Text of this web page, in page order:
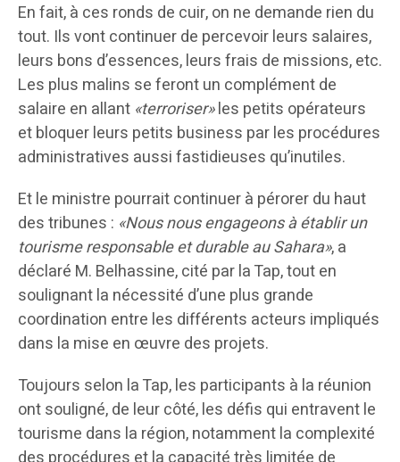
En fait, à ces ronds de cuir, on ne demande rien du
tout. Ils vont continuer de percevoir leurs salaires,
leurs bons d’essences, leurs frais de missions, etc.
Les plus malins se feront un complément de
salaire en allant «terroriser»les petits opérateurs
et bloquer leurs petits business par les procédures
administratives aussi fastidieuses qu’inutiles.
Et le ministre pourrait continuer à pérorer du haut
des tribunes : «Nous nous engageons à établir un
tourisme responsable et durable au Sahara», a
déclaré M. Belhassine, cité par la Tap, tout en
soulignant la nécessité d’une plus grande
coordination entre les différents acteurs impliqués
dans la mise en œuvre des projets.
Toujours selon la Tap, les participants à la réunion
ont souligné, de leur côté, les défis qui entravent le
tourisme dans la région, notamment la complexité